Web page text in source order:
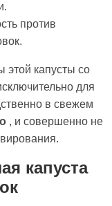
против
этой капусты со
для
в свежем
, и совершенно не
капуста